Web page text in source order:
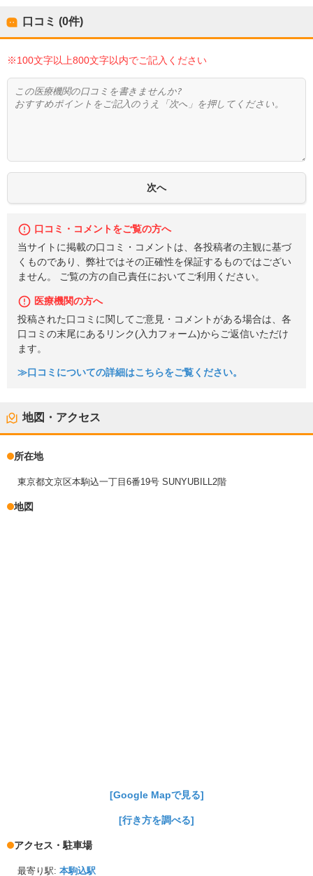
口コミ (0件)
※100文字以上800文字以内でご記入ください
口コミ・コメントをご覧の方へ
当サイトに掲載の口コミ・コメントは、各投稿者の主観に基づ
くものであり、弊社ではその正確性を保証するものではござい
ません。 ご覧の方の自己責任においてご利用ください。
医療機関の方へ
投稿された口コミに関してご意見・コメントがある場合は、各
口コミの末尾にあるリンク(入力フォーム)からご返信いただけ
ます。
≫口コミについての詳細はこちらをご覧ください。
地図・アクセス
所在地
東京都文京区本駒込一丁目6番19号 SUNYUBILL2階
地図
[Google Mapで見る]
[行き方を調べる]
アクセス・駐車場
最寄り駅: 本駒込駅